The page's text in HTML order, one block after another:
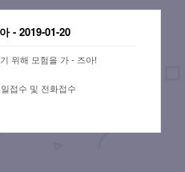
- 2019-01-20
위해 모험을 가 - 즈아!
접수 및 전화접수